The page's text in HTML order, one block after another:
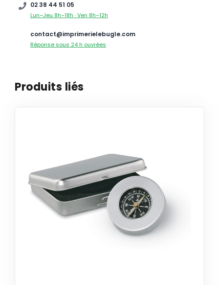
02 38 44 51 05
Lun–Jeu 8h–18h · Ven 8h–12h
contact@imprimerielebugle.com
Réponse sous 24 h ouvrées
Produits liés